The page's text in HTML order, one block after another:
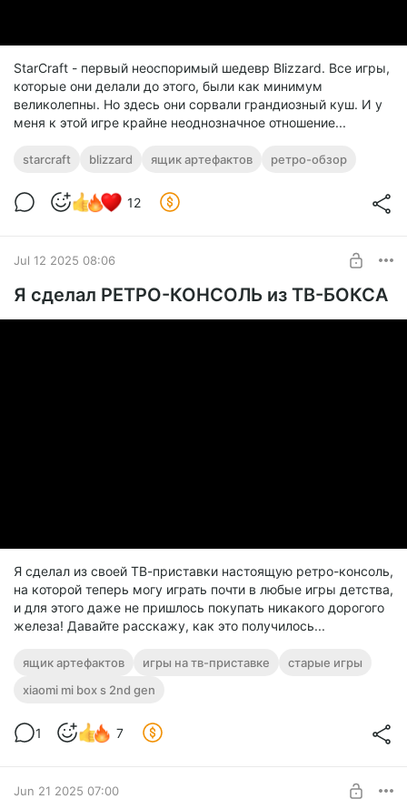
StarCraft - первый неоспоримый шедевр Blizzard. Все игры,
которые они делали до этого, были как минимум
великолепны. Но здесь они сорвали грандиозный куш. И у
меня к этой игре крайне неоднозначное отношение...
starcraft blizzard ящик артефактов ретро-обзор
12
Jul 12 2025 08:06
Я сделал РЕТРО-КОНСОЛЬ из ТВ-БОКСА
Я сделал из своей ТВ-приставки настоящую ретро-консоль,
на которой теперь могу играть почти в любые игры детства,
и для этого даже не пришлось покупать никакого дорогого
железа! Давайте расскажу, как это получилось...
ящик артефактов игры на тв-приставке
старые игры
xiaomi mi box s 2nd gen
1 7
Jun 21 2025 07:00